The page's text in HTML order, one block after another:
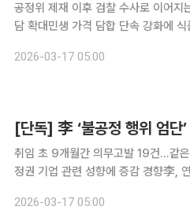
공정위 제재 이후 검찰 수사로 이어
담 확대민생 가격 담합 단속 강화에 식품·유통·제조업 긴장 공
존 구조와 달리 검찰 수사와 형사 재
2026-03-17 05:00
[단독] 李 ‘불공정 행위 엄단
취임 초 9개월간 의무고발 19건…
정권 기업 관련 성향에 증감 경향李,
루 담합 사건 등을 계기로 이재명 대통
2026-03-17 05:00